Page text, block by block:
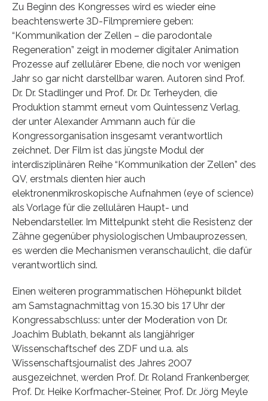
Zu Beginn des Kongresses wird es wieder eine
beachtenswerte 3D-Filmpremiere geben:
“Kommunikation der Zellen – die parodontale
Regeneration” zeigt in moderner digitaler Animation
Prozesse auf zellulärer Ebene, die noch vor wenigen
Jahr so gar nicht darstellbar waren. Autoren sind Prof.
Dr. Dr. Stadlinger und Prof. Dr. Dr. Terheyden, die
Produktion stammt erneut vom Quintessenz Verlag,
der unter Alexander Ammann auch für die
Kongressorganisation insgesamt verantwortlich
zeichnet. Der Film ist das jüngste Modul der
interdisziplinären Reihe “Kommunikation der Zellen” des
QV, erstmals dienten hier auch
elektronenmikroskopische Aufnahmen (eye of science)
als Vorlage für die zellulären Haupt- und
Nebendarsteller. Im Mittelpunkt steht die Resistenz der
Zähne gegenüber physiologischen Umbauprozessen,
es werden die Mechanismen veranschaulicht, die dafür
verantwortlich sind.
Einen weiteren programmatischen Höhepunkt bildet
am Samstagnachmittag von 15.30 bis 17 Uhr der
Kongressabschluss: unter der Moderation von Dr.
Joachim Bublath, bekannt als langjähriger
Wissenschaftschef des ZDF und u.a. als
Wissenschaftsjournalist des Jahres 2007
ausgezeichnet, werden Prof. Dr. Roland Frankenberger,
Prof. Dr. Heike Korfmacher-Steiner, Prof. Dr. Jörg Meyle